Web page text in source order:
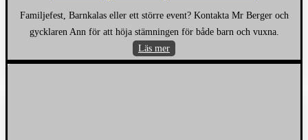
Familjefest, Barnkalas eller ett större event? Kontakta Mr Berger och
gycklaren Ann för att höja stämningen för både barn och vuxna.
Läs merMr
Berger